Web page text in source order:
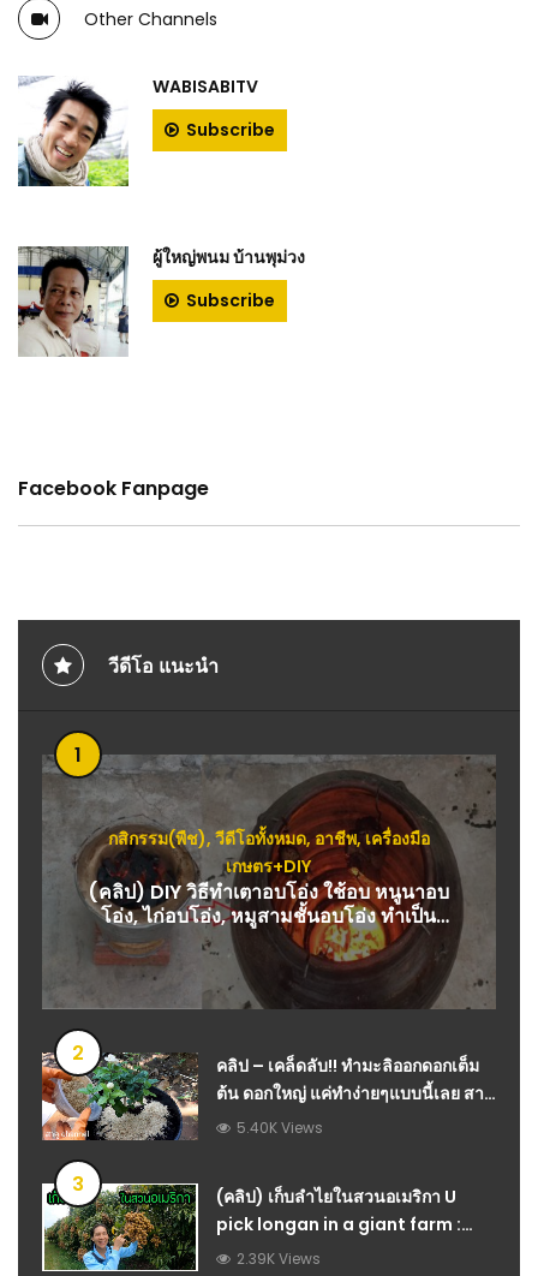
Other Channels
WABISABITV
Subscribe
ผู้ใหญ่พนม บ้านพุม่วง
Subscribe
Facebook Fanpage
วีดีโอ แนะนำ
1
กสิกรรม(พืช), วีดีโอทั้งหมด,อาชีพ,เครื่องมือ
เกษตร+DIY
(คลิป) DIY วิธีทำเตาอบโอ่ง ใช้อบ หนูนาอบ
โอ่ง, ไก่อบโอ่ง, หมูสามชั้นอบโอ่ง ทำเป็น
อาชีพ : วีดีโอ เกษตร
2
คลิป – เคล็ดลับ!! ทำมะลิออกดอกเต็ม
ต้น ดอกใหญ่ แค่ทำง่ายๆแบบนี้เลย สาคู
channel : วีดีโอ เกษตร
5.40K Views
3
(คลิป) เก็บลำไยในสวนอเมริกา U
pick longan in a giant farm :
วีดีโอ เกษตร
2.39K Views